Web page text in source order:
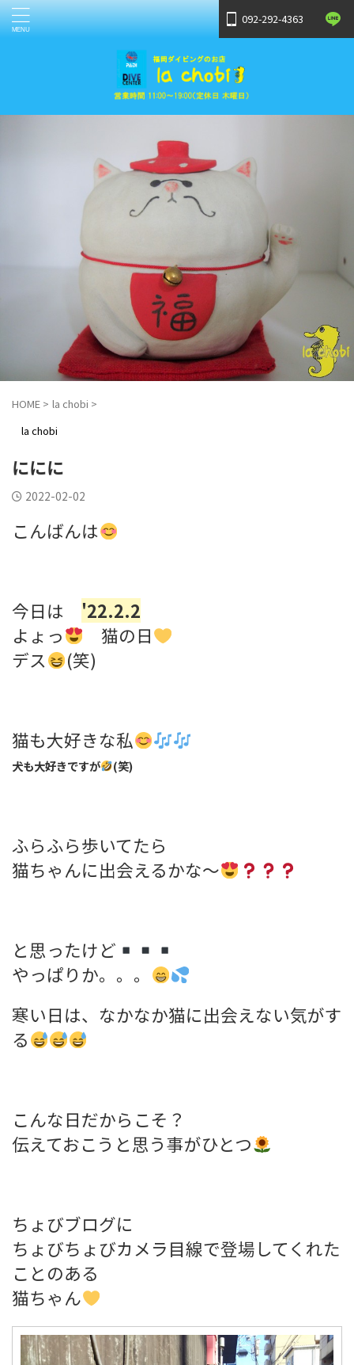
092-292-4363
HOME > la chobi >
la chobi
ににに
2022-02-02
こんばんは
今日は '22.2.2
よょっ
猫の日
デス
(笑)
猫も大好きな私
犬も大好きですが (笑)
ふらふら歩いてたら
猫ちゃんに出会えるかな～
と思ったけど
やっぱりか。。。
寒い日は、なかなか猫に出会えない気がす
る
こんな日だからこそ？
伝えておこうと思う事がひとつ
ちょびブログに
ちょびちょびカメラ目線で登場してくれた
ことのある
猫ちゃん